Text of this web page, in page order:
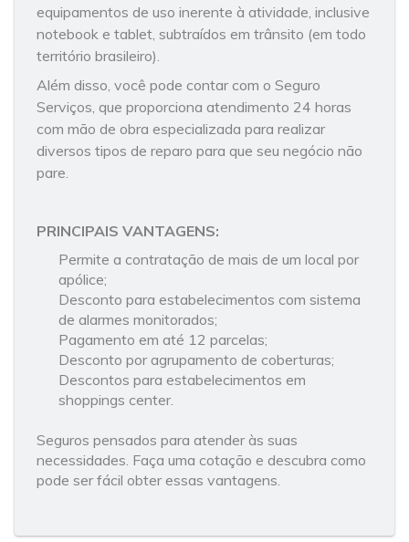
equipamentos de uso inerente à atividade, inclusive
notebook e tablet, subtraídos em trânsito (em todo
território brasileiro).
Além disso, você pode contar com o Seguro
Serviços, que proporciona atendimento 24 horas
com mão de obra especializada para realizar
diversos tipos de reparo para que seu negócio não
pare.
PRINCIPAIS VANTAGENS:
Permite a contratação de mais de um local por
apólice;
Desconto para estabelecimentos com sistema
de alarmes monitorados;
Pagamento em até 12 parcelas;
Desconto por agrupamento de coberturas;
Descontos para estabelecimentos em
shoppings center.
Seguros pensados para atender às suas
necessidades. Faça uma cotação e descubra como
pode ser fácil obter essas vantagens.